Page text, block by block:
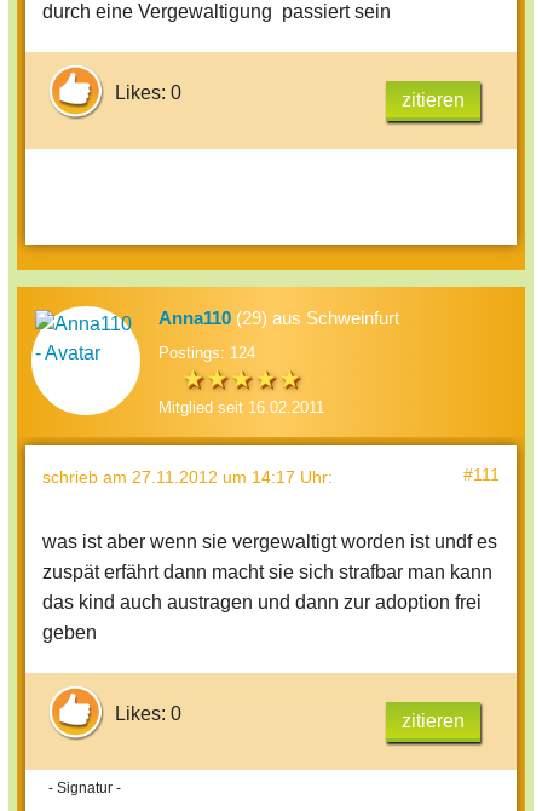
durch eine Vergewaltigung passiert sein
Likes: 0 zitieren
Anna110 (29) aus Schweinfurt
Postings: 124
Mitglied seit 16.02.2011
schrieb am 27.11.2012 um 14:17 Uhr: #111
was ist aber wenn sie vergewaltigt worden ist undf es
zuspät erfährt dann macht sie sich strafbar man kann
das kind auch austragen und dann zur adoption frei
geben
Likes: 0 zitieren
- Signatur -